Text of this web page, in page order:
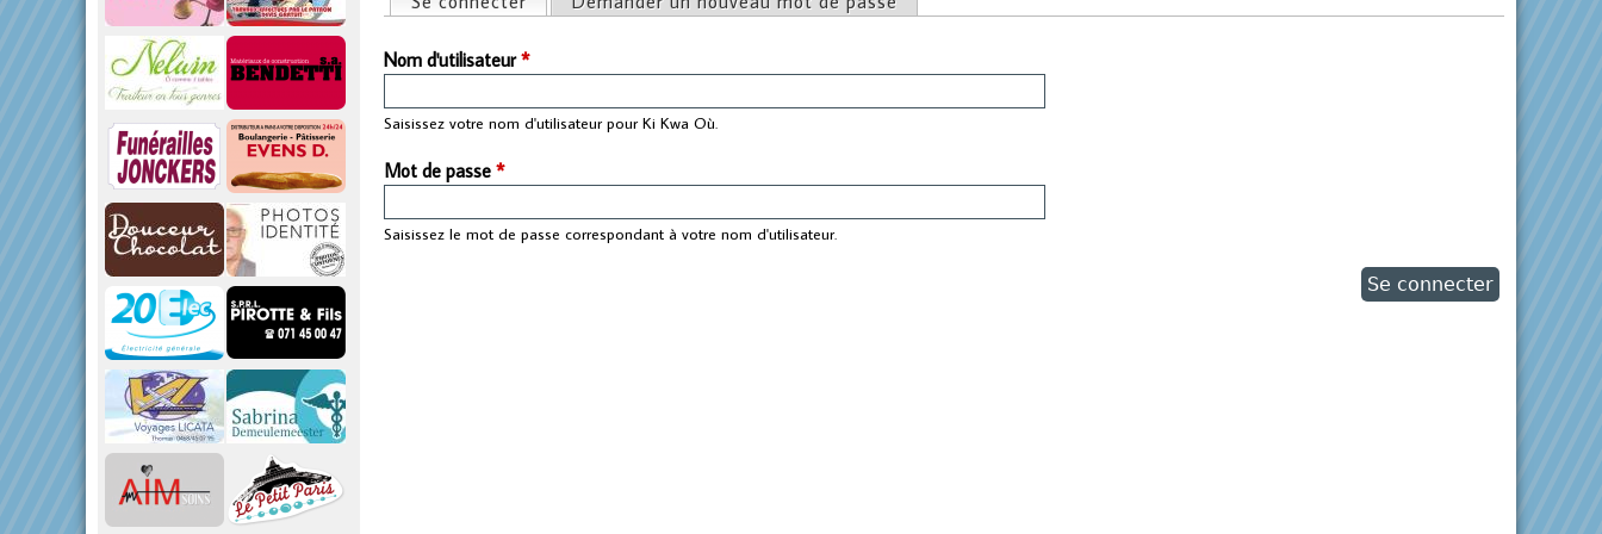
Onglets principaux
Nom d'utilisateur*
Saisissez votre nom d'utilisateur pour Ki Kwa Où.
Mot de passe *
Saisissez le mot de passe correspondant à votre nom d'utilisateur.
p
n
c
a